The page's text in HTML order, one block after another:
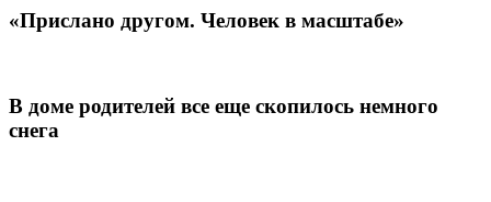
«Прислано другом. Человек в масштабе»
В доме родителей все еще скопилось немного
снега